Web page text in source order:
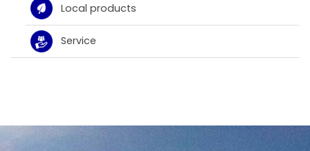
Local products
Service